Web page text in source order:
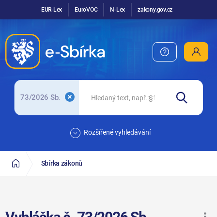
EUR-Lex EuroVOC N-Lex zakony.gov.cz
73/2026 Sb.
Rozšířené vyhledávání
Sbírka zákonů